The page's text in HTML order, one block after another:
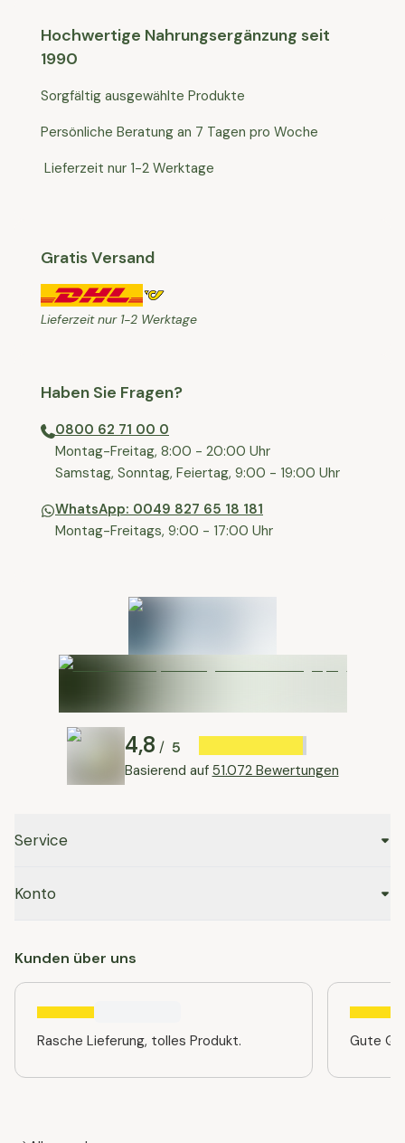
Hochwertige Nahrungsergänzung seit
1990
Sorgfältig ausgewählte Produkte
Persönliche Beratung an 7 Tagen pro Woche
Lieferzeit nur 1-2 Werktage
Gratis Versand
Lieferzeit nur 1-2 Werktage
Haben Sie Fragen?
0800 62 71 00 0
⁠⁠Montag-Freitag, 8:00 - 20:00 Uhr
⁠Samstag, Sonntag, Feiertag, 9:00 - 19:00 Uhr
WhatsApp: 0049 827 65 18 181
Montag-Freitags, 9:00 - 17:00 Uhr
4,8 / 5
Basierend auf 51.072 Bewertungen
Service
Konto
Kunden über uns
Rasche Lieferung, tolles Produkt. Gute